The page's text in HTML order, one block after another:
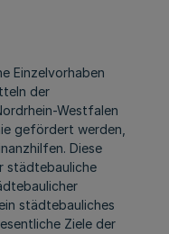
Einzelvorhaben
der
Westfalen
gefördert werden,
Diese
städtebauliche
städtebauliches
Ziele der